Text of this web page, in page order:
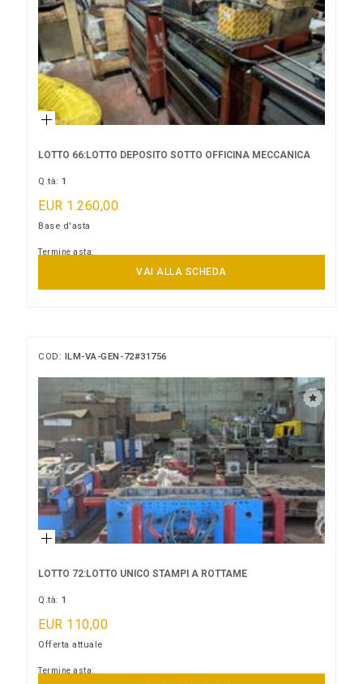
LOTTO 66:LOTTO DEPOSITO SOTTO OFFICINA MECCANICA
Q.tà:1
EUR 1.260,00
Base d'asta
Termine asta:
VAI ALLA SCHEDA
COD: ILM-VA-GEN-72#31756
LOTTO 72:LOTTO UNICO STAMPI A ROTTAME
Q.tà:1
EUR 110,00
Offerta attuale
Termine asta: